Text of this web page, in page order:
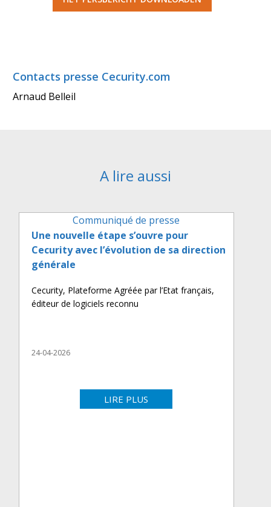
Contacts presse Cecurity.com
Arnaud Belleil
A lire aussi
Communiqué de presse
Une nouvelle étape s’ouvre pour
Cecurity avec l’évolution de sa direction
générale
Cecurity, Plateforme Agréée par l’Etat français,
éditeur de logiciels reconnu
24-04-2026
LIRE PLUS